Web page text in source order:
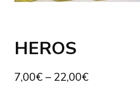
HEROS
7,00€ – 22,00€